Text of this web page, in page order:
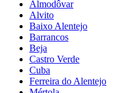
Almodôvar
Alvito
Baixo Alentejo
Barrancos
Beja
Castro Verde
Cuba
Ferreira do Alentejo